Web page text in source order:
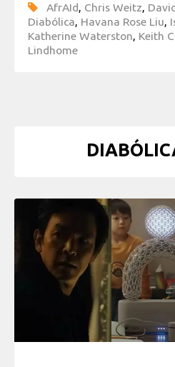
AfrAId, Chris Weitz,
Diabólica, Havana Rose Liu,
Katherine Waterston, Keith
Lindhome